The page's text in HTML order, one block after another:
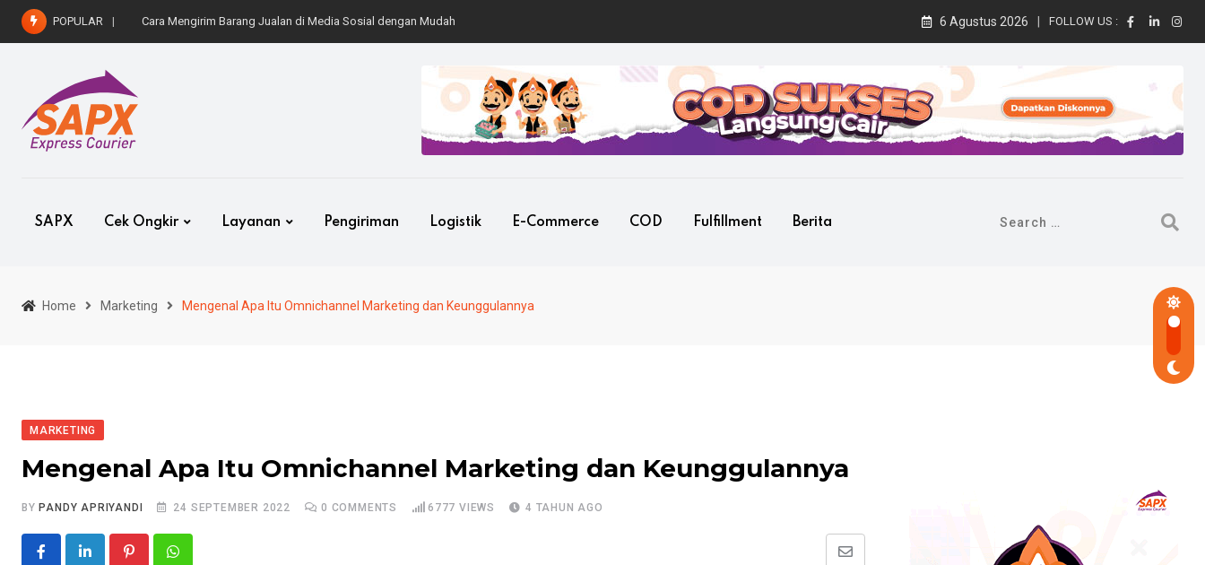
Skip
POPULAR Cara Kirim Mobil ke Luar Kota dengan Aman dan Mudah 6 Agustus 2026 FOLLOW US :
SAPX Cek Ongkir Layanan Pengiriman Logistik E-Commerce COD Fulfillment Berita
Home Marketing Mengenal Apa Itu Omnichannel Marketing dan Keunggulannya
MARKETING
Mengenal Apa Itu Omnichannel Marketing dan Keunggulannya
BY PANDY APRIYANDI 24 SEPTEMBER 2022 0 COMMENTS 6777 VIEWS 4 TAHUN AGO